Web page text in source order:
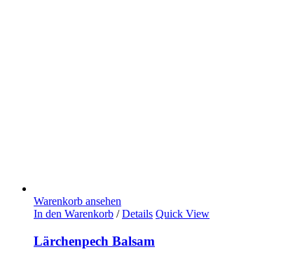
Warenkorb ansehen
In den Warenkorb / Details Quick View
Lärchenpech Balsam